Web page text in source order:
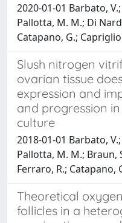
2020-01-01 Barbato,
Pallotta, M. M.; Di
Catapano, G.;
Slush nitrogen
ovarian tissue
expression and
and progression
culture
2018-01-01 Barbato,
Pallotta, M. M.; Braun,
Ferraro, R.; Catapano,
Theoretical
follicles in a